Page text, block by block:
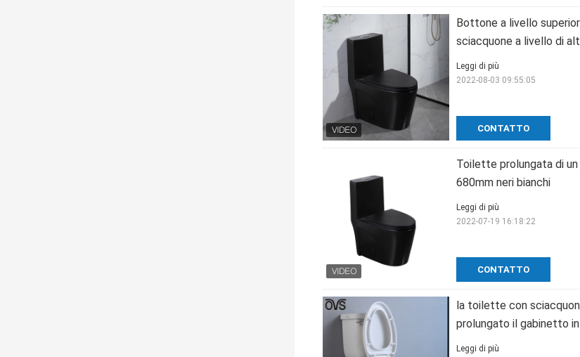
Bottone a livello
sciacquone a livello di
CONTATTO
Leggi di più
2022-08-03 09:55:05
Toilette prolungata di
680mm neri bianchi
CONTATTO
Leggi di più
2022-07-19 16:18:22
la toilette con
prolungato il gabinetto
Leggi di più